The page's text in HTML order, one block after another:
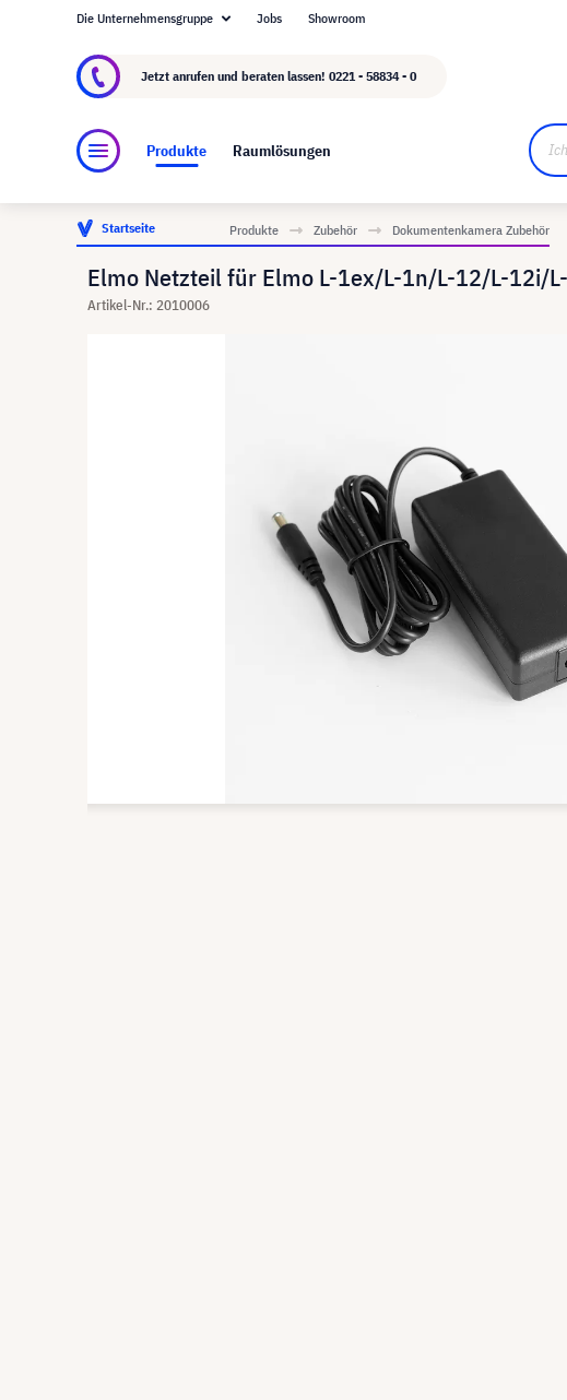
Über visunext.de
Die Unternehmensgruppe Jobs Showroom
Jetzt anrufen und beraten lassen! 0221 - 58834 - 0
Produkte Raumlösungen
Startseite Produkte Zubehör Dokumentenkamera Zubehör
Elmo Netzteil für Elmo L-1ex/L-1n/L-12/L-12i/
Artikel-Nr.: 2010006